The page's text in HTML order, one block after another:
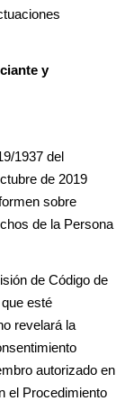
y
1937 del
de 2019
sobre
de la Persona
de Código de
esté
revelará la
autorizado en
el Procedimiento